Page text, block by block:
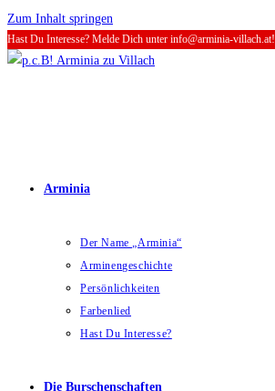
Zum Inhalt springen
Hast Du Interesse? Melde Dich unter info@arminia-villach.at!
Arminia
Der Name „Arminia“
Arminengeschichte
Persönlichkeiten
Farbenlied
Hast Du Interesse?
Die Burschenschaften